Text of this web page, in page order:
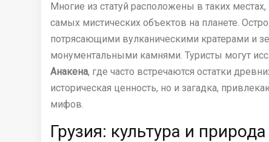
Многие из статуй расположены в таких местах,
самых мистических объектов на планете.
потрясающими вулканическими кратерами и
монументальными камнями. Туристы могут
Анакена, где часто встречаются остатки
историческая ценность, но и загадка,
мифов.
Грузия: культура и